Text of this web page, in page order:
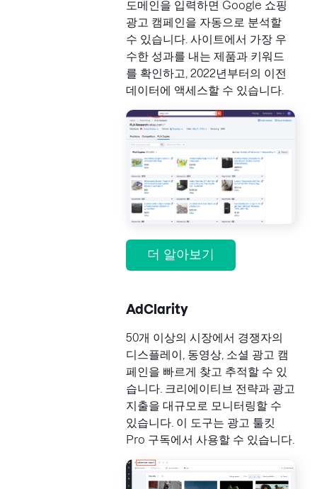
도메인을 입력하면 Google 쇼핑
광고 캠페인을 자동으로 분석할
수 있습니다. 사이트에서 가장 우
수한 성과를 내는 제품과 키워드
를 확인하고, 2022년부터의 이전
데이터에 액세스할 수 있습니다.
더 알아보기
AdClarity
50개 이상의 시장에서 경쟁자의
디스플레이, 동영상, 소셜 광고 캠
페인을 빠르게 찾고 추적할 수 있
습니다. 크리에이티브 전략과 광고
지출을 대규모로 모니터링할 수
있습니다. 이 도구는 광고 툴킷
Pro 구독에서 사용할 수 있습니다.